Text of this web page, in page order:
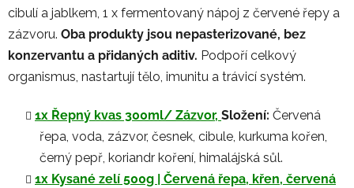
cibulí a jablkem, 1 x fermentovaný nápoj z červené řepy a
zázvoru. Oba produkty jsou nepasterizované, bez
konzervantu a přidaných aditiv. Podpoří celkový
organismus, nastartují tělo, imunitu a trávicí systém.
1x Řepný kvas 300ml/ Zázvor, Složení: Červená
řepa, voda, zázvor, česnek, cibule, kurkuma kořen,
černý pepř, koriandr koření, himalájská sůl.
1x Kysané zelí 500g | Červená řepa, křen, červená